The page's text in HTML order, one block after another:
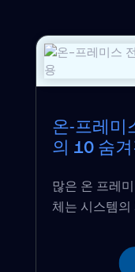
온-프레미
의 10 숨
많은 온 프레
체는 시스템의